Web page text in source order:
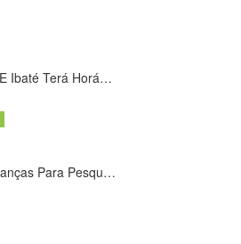
Ibaté Terá Horá…
Para Pesqu…